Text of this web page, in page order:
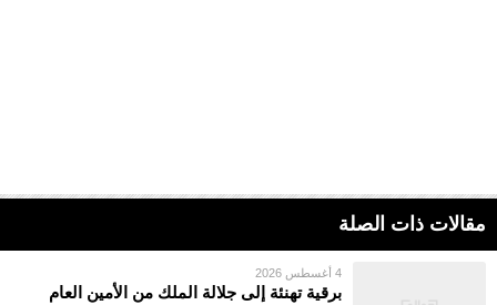
مقالات ذات الصلة
4 أغسطس 2026
برقية تهنئة إلى جلالة الملك من الأمين العام